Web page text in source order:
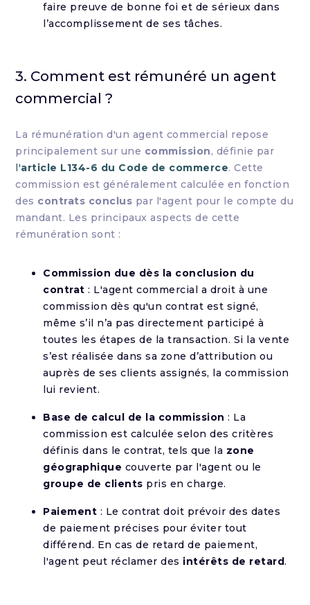
faire preuve de bonne foi et de sérieux dans
l’accomplissement de ses tâches.
3. Comment est rémunéré un agent
commercial ?
La rémunération d'un agent commercial repose
principalement sur une commission, définie par
l'article L134-6 du Code de commerce. Cette
commission est généralement calculée en fonction
des contrats conclus par l'agent pour le compte du
mandant. Les principaux aspects de cette
rémunération sont :
Commission due dès la conclusion du
contrat : L'agent commercial a droit à une
commission dès qu'un contrat est signé,
même s’il n’a pas directement participé à
toutes les étapes de la transaction. Si la vente
s’est réalisée dans sa zone d’attribution ou
auprès de ses clients assignés, la commission
lui revient.
Base de calcul de la commission : La
commission est calculée selon des critères
définis dans le contrat, tels que la zone
géographique couverte par l'agent ou le
groupe de clients pris en charge.
Paiement : Le contrat doit prévoir des dates
de paiement précises pour éviter tout
différend. En cas de retard de paiement,
l'agent peut réclamer des intérêts de retard.